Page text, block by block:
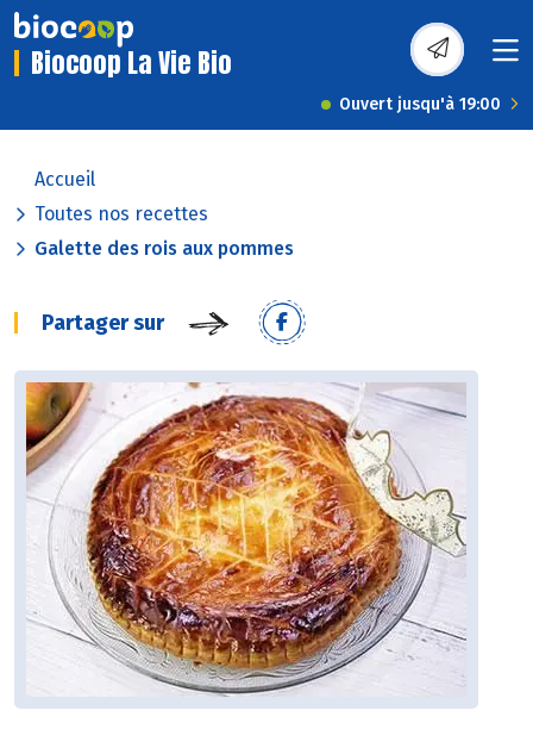
Biocoop La Vie Bio
Ouvert jusqu'à 19:00
Accueil
Toutes nos recettes
Galette des rois aux pommes
Partager sur